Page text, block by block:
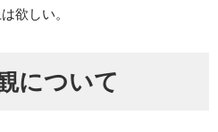
欲しい。
について